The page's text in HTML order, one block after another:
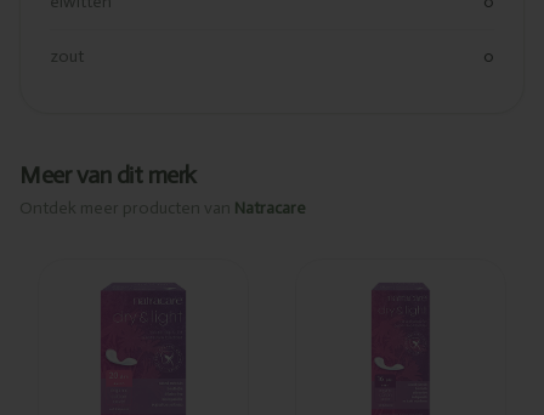
zout 0
Meer van dit merk
Ontdek meer producten van Natracare
Ajouté
Natracare
Serviettes
20pc
Ajouté